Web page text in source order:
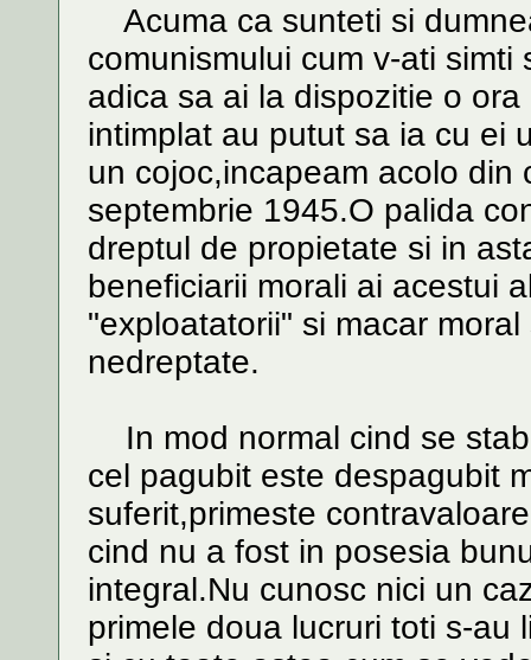
Acuma ca sunteti si
comunismului cum v-ati
adica sa ai la dispozitie o
intimplat au putut sa ia cu ei
un cojoc,incapeam acolo din
septembrie 1945.O palida
dreptul de propietate si in
beneficiarii morali ai acestui
"exploatatorii" si macar
nedreptate.
In mod normal cind se
cel pagubit este despagubit
suferit,primeste
cind nu a fost in posesia
integral.Nu cunosc nici un
primele doua lucruri toti s-au